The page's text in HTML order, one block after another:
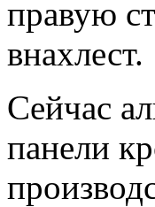
правую
внахлест.
Сейчас
панели